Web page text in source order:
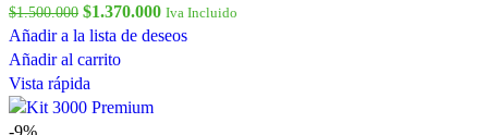
$1.500.000 $1.370.000 Iva Incluido
Añadir a la lista de deseos
Añadir al carrito
Vista rápida
-9%